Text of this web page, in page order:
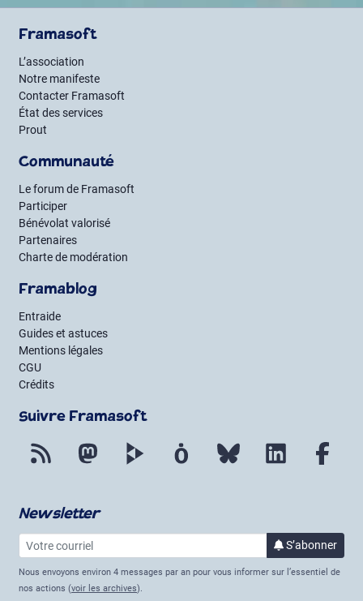
Framasoft
L’association
Notre manifeste
Contacter Framasoft
État des services
Prout
Communauté
Le forum de Framasoft
Participer
Bénévolat valorisé
Partenaires
Charte de modération
Framablog
Entraide
Guides et astuces
Mentions légales
CGU
Crédits
Suivre Framasoft
Flux RSS Mastodon PeerTube Mobilizon Bluesky LinkedIn
Newsletter
Votre courriel S’abonnerà la
Nous envoyons environ 4 messages par an pour vous informer sur l’essentiel de
nos actions (voir les archives).